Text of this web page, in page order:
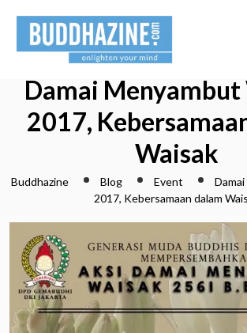
Damai Menyambut
2017,
Waisak
Buddhazine Blog Event
2017, Kebersamaan dalam